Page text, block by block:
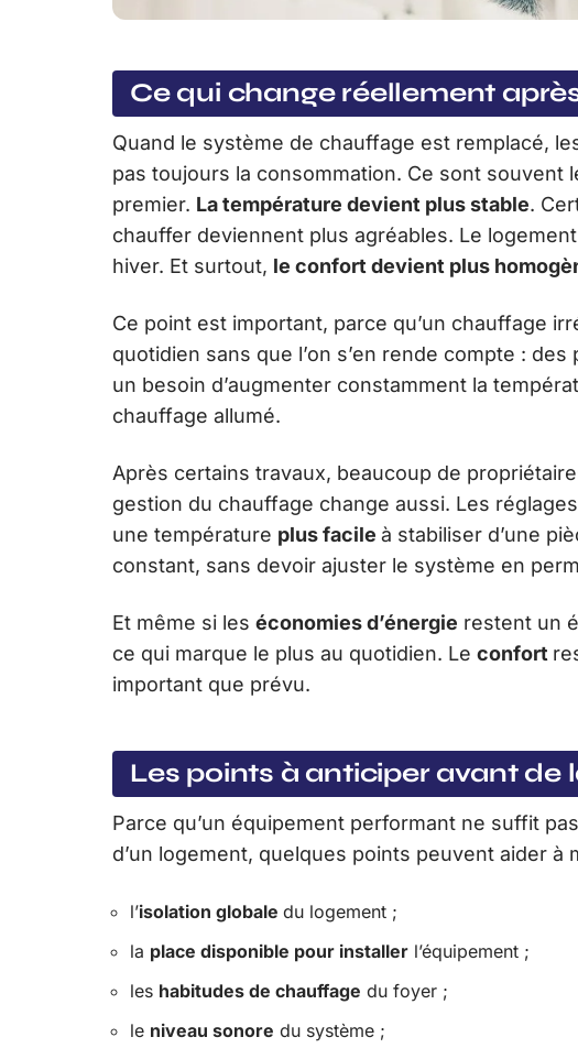
Ce qui change réellement
Quand le système de chauffage est remplacé,
pas toujours la consommation. Ce sont souvent
premier. La température devient plus stable.
chauffer deviennent plus agréables. Le
hiver. Et surtout, le confort devient plus
Ce point est important, parce qu’un chauffage
quotidien sans que l’on s’en rende compte :
un besoin d’augmenter constamment la
chauffage allumé.
Après certains travaux, beaucoup de
gestion du chauffage change aussi. Les
une température plus facile à stabiliser d’une
constant, sans devoir ajuster le système en
Et même si les économies d’énergie restent un
ce qui marque le plus au quotidien. Le confort
important que prévu.
Les points à anticiper avant de
Parce qu’un équipement performant ne suffit
d’un logement, quelques points peuvent aider à
l’isolation globale du logement ;
la place disponible pour installer l’équipement ;
les habitudes de chauffage du foyer ;
le niveau sonore du système ;